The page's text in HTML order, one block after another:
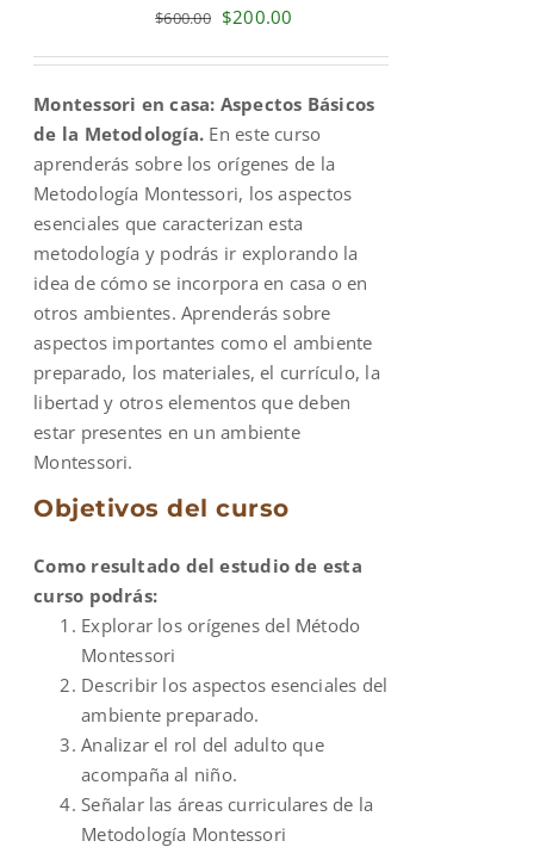
$600.00 Original
$600.00.
$200.00
$200.00.
Montessori en casa: Aspectos Básicos
de la Metodología. En este curso
aprenderás sobre los orígenes de la
Metodología Montessori, los aspectos
esenciales que caracterizan esta
metodología y podrás ir explorando la
idea de cómo se incorpora en casa o en
otros ambientes. Aprenderás sobre
aspectos importantes como el ambiente
preparado, los materiales, el currículo, la
libertad y otros elementos que deben
estar presentes en un ambiente
Montessori.
Objetivos del curso
Como resultado del estudio de esta
curso podrás:
Explorar los orígenes del Método
Montessori
Describir los aspectos esenciales del
ambiente preparado.
Analizar el rol del adulto que
acompaña al niño.
Señalar las áreas curriculares de la
Metodología Montessori